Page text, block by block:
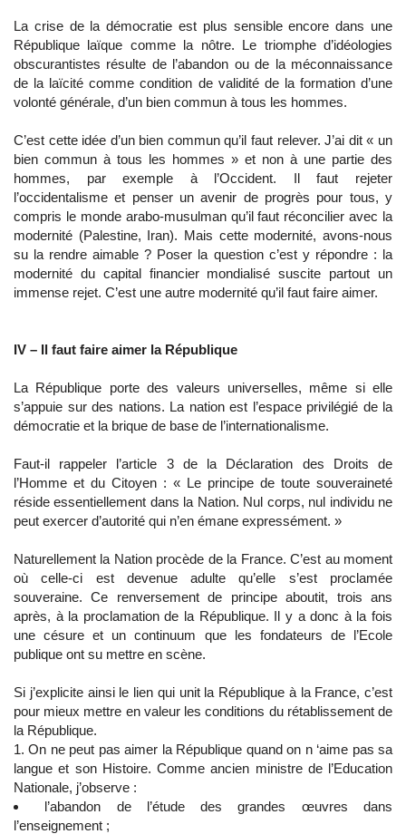
La crise de la démocratie est plus sensible encore dans une
République laïque comme la nôtre. Le triomphe d’idéologies
obscurantistes résulte de l’abandon ou de la méconnaissance
de la laïcité comme condition de validité de la formation d’une
volonté générale, d’un bien commun à tous les hommes.
C’est cette idée d’un bien commun qu’il faut relever. J’ai dit « un
bien commun à tous les hommes » et non à une partie des
hommes, par exemple à l’Occident. Il faut rejeter
l’occidentalisme et penser un avenir de progrès pour tous, y
compris le monde arabo-musulman qu’il faut réconcilier avec la
modernité (Palestine, Iran). Mais cette modernité, avons-nous
su la rendre aimable ? Poser la question c’est y répondre : la
modernité du capital financier mondialisé suscite partout un
immense rejet. C’est une autre modernité qu’il faut faire aimer.
IV – Il faut faire aimer la République
La République porte des valeurs universelles, même si elle
s’appuie sur des nations. La nation est l’espace privilégié de la
démocratie et la brique de base de l’internationalisme.
Faut-il rappeler l’article 3 de la Déclaration des Droits de
l’Homme et du Citoyen : « Le principe de toute souveraineté
réside essentiellement dans la Nation. Nul corps, nul individu ne
peut exercer d’autorité qui n’en émane expressément. »
Naturellement la Nation procède de la France. C’est au moment
où celle-ci est devenue adulte qu’elle s’est proclamée
souveraine. Ce renversement de principe aboutit, trois ans
après, à la proclamation de la République. Il y a donc à la fois
une césure et un continuum que les fondateurs de l’Ecole
publique ont su mettre en scène.
Si j’explicite ainsi le lien qui unit la République à la France, c’est
pour mieux mettre en valeur les conditions du rétablissement de
la République.
1. On ne peut pas aimer la République quand on n ‘aime pas sa
langue et son Histoire. Comme ancien ministre de l’Education
Nationale, j’observe :
l’abandon de l’étude des grandes œuvres dans
l’enseignement ;